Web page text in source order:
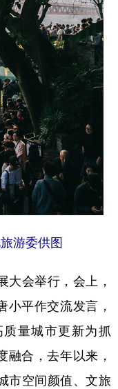
游委供图
会举行，会上，
平作交流发言，
量城市更新为抓
合，去年以来，
市空间颜值、文旅